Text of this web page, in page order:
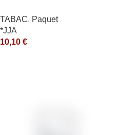
TABAC, Paquet
*JJA
10,10 €